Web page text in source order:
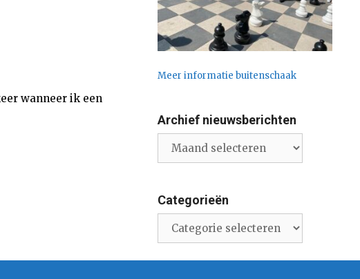
wanneer ik een
Meer informatie buitenschaak
Archief nieuwsberichten
nieuwsberichten
Categorieën